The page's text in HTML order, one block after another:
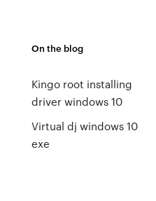
On the blog
Kingo root installing
driver windows 10
Virtual dj windows 10
exe